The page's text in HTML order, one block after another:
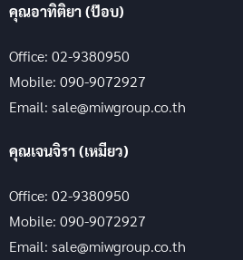
คุณอาทิติยา (ป๊อบ)
Office: 02-9380950
Mobile: 090-9072927
Email: sale@miwgroup.co.th
คุณเจนจิรา (เหมียว)
Office: 02-9380950
Mobile: 090-9072927
Email: sale@miwgroup.co.th